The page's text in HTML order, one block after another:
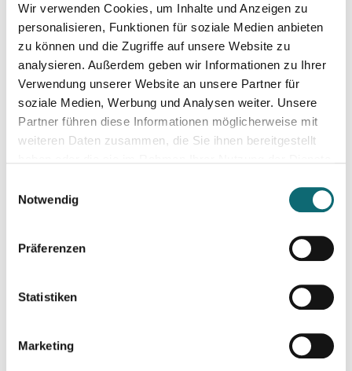
Wir verwenden Cookies, um Inhalte und Anzeigen zu
personalisieren, Funktionen für soziale Medien anbieten
zu können und die Zugriffe auf unsere Website zu
analysieren. Außerdem geben wir Informationen zu Ihrer
Verwendung unserer Website an unsere Partner für
soziale Medien, Werbung und Analysen weiter. Unsere
Partner führen diese Informationen möglicherweise mit
weiteren Daten zusammen, die Sie ihnen bereitgestellt
Notwendig
Präferenzen
Statistiken
Marketing
14.11.2025
Kurzvideos auf Social Media optimieren
17.11.2025
Auftritt vor der Kamera – souverän und authentisch
21.11.2025
Restart – Orientierung und Perspektiven für Medienprofis
Besser schreiben und redigieren mit KI
26.11.2025